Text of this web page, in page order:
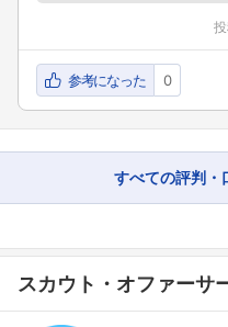
参考になった 0
すべての評判・
スカウト・オファーサ